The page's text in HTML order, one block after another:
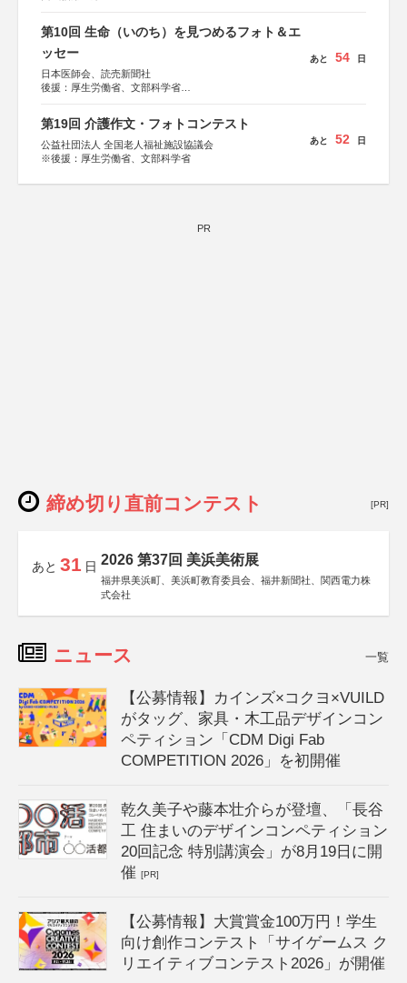
第10回 生命（いのち）を見つめるフォト＆エ
ッセー
日本医師会、読売新聞社
後援：厚生労働省、文部科学省
あと 54 日
第19回 介護作文・フォトコンテスト
公益社団法人 全国老人福祉施設協議会
※後援：厚生労働省、文部科学省
あと 52 日
PR
締め切り直前コンテスト [PR]
あと 31 日 2026 第37回 美浜美術展
福井県美浜町、美浜町教育委員会、福井新聞社、関西電力株
式会社
ニュース 一覧
【公募情報】カインズ×コクヨ×VUILD
がタッグ、家具・木工品デザインコン
ペティション「CDM Digi Fab
COMPETITION 2026」を初開催
乾久美子や藤本壮介らが登壇、「長谷
工 住まいのデザインコンペティション
20回記念 特別講演会」が8月19日に開
催[PR]
【公募情報】大賞賞金100万円！学生
向け創作コンテスト「サイゲームス ク
リエイティブコンテスト2026」が開催